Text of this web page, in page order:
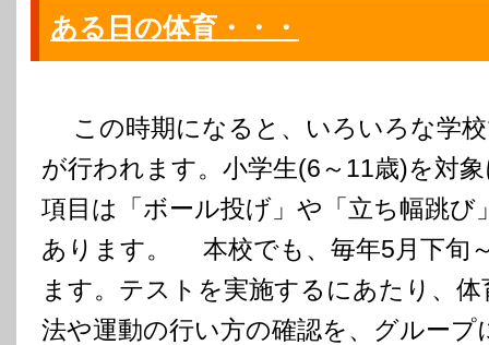
ある日の体育・・・
この時期になると、いろいろな学
が行われます。小学生(6～11歳)を対
項目は「ボール投げ」や「立ち幅跳び
あります。 本校でも、毎年5月下旬
ます。テストを実施するにあたり、
法や運動の行い方の確認を、グルー